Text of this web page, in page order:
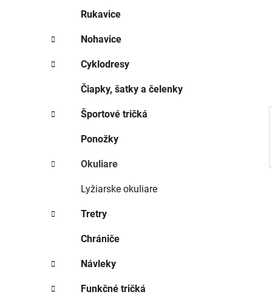
n
l
Rukavice
Nohavice
Cyklodresy
Čiapky, šatky a čelenky
Športové tričká
Ponožky
Okuliare
Lyžiarske okuliare
Tretry
Chrániče
Návleky
Funkčné tričká